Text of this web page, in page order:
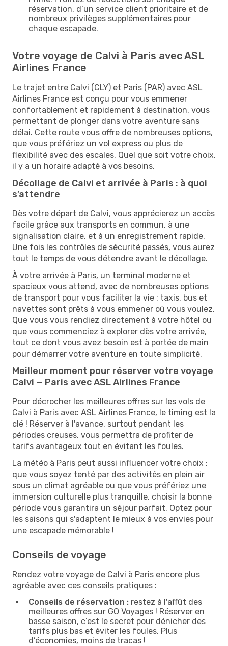
réservation, d’un service client prioritaire et de
nombreux privilèges supplémentaires pour
chaque escapade.
Votre voyage de Calvi à Paris avec ASL
Airlines France
Le trajet entre Calvi (CLY) et Paris (PAR) avec ASL
Airlines France est conçu pour vous emmener
confortablement et rapidement à destination, vous
permettant de plonger dans votre aventure sans
délai. Cette route vous offre de nombreuses options,
que vous préfériez un vol express ou plus de
flexibilité avec des escales. Quel que soit votre choix,
il y a un horaire adapté à vos besoins.
Décollage de Calvi et arrivée à Paris : à quoi
s’attendre
Dès votre départ de Calvi, vous apprécierez un accès
facile grâce aux transports en commun, à une
signalisation claire, et à un enregistrement rapide.
Une fois les contrôles de sécurité passés, vous aurez
tout le temps de vous détendre avant le décollage.
À votre arrivée à Paris, un terminal moderne et
spacieux vous attend, avec de nombreuses options
de transport pour vous faciliter la vie : taxis, bus et
navettes sont prêts à vous emmener où vous voulez.
Que vous vous rendiez directement à votre hôtel ou
que vous commenciez à explorer dès votre arrivée,
tout ce dont vous avez besoin est à portée de main
pour démarrer votre aventure en toute simplicité.
Meilleur moment pour réserver votre voyage
Calvi — Paris avec ASL Airlines France
Pour décrocher les meilleures offres sur les vols de
Calvi à Paris avec ASL Airlines France, le timing est la
clé ! Réserver à l'avance, surtout pendant les
périodes creuses, vous permettra de profiter de
tarifs avantageux tout en évitant les foules.
La météo à Paris peut aussi influencer votre choix :
que vous soyez tenté par des activités en plein air
sous un climat agréable ou que vous préfériez une
immersion culturelle plus tranquille, choisir la bonne
période vous garantira un séjour parfait. Optez pour
les saisons qui s'adaptent le mieux à vos envies pour
une escapade mémorable !
Conseils de voyage
Rendez votre voyage de Calvi à Paris encore plus
agréable avec ces conseils pratiques :
Conseils de réservation : restez à l'affût des
meilleures offres sur GO Voyages ! Réserver en
basse saison, c’est le secret pour dénicher des
tarifs plus bas et éviter les foules. Plus
d’économies, moins de tracas !